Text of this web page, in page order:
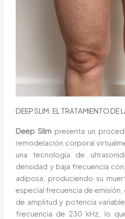
DEEP SLIM: EL TRATAMIENTO DE
Deep Slim presenta un
remodelación corporal
una tecnología de
densidad y baja frecuencia
adiposa, produciendo su
especial frecuencia de
de amplitud y potencia
frecuencia de 230 kHz, lo